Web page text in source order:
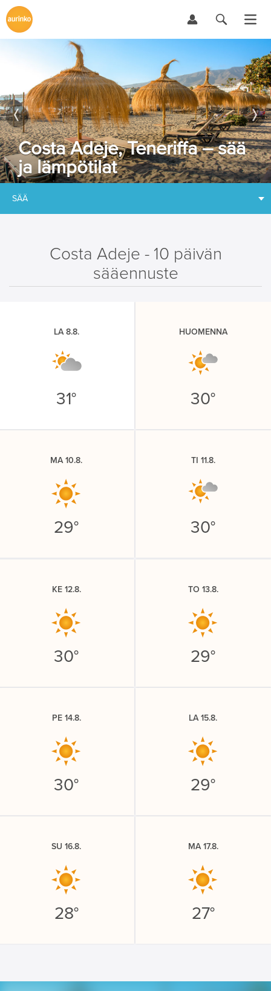
Costa Adeje, Teneriffa – sää
ja lämpötilat
SÄÄ
Costa Adeje - 10 päivän
sääennuste
LA 8.8.
31°
HUOMENNA
30°
MA 10.8.
29°
TI 11.8.
30°
KE 12.8.
30°
TO 13.8.
29°
PE 14.8.
30°
LA 15.8.
29°
SU 16.8.
28°
MA 17.8.
27°